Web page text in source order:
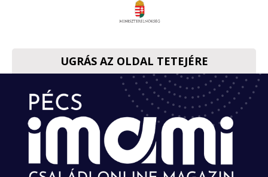
UGRÁS AZ OLDAL TETEJÉRE